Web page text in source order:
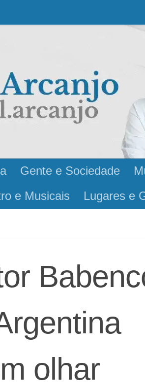
Gente e Sociedade
e Musicais Lugares e
olhar